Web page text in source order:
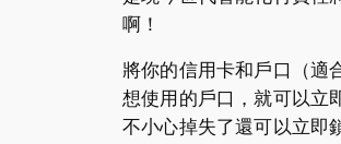
啊！
將你的信用卡和戶口（適
想使用的戶口，就可以立
不小心掉失了還可以立即